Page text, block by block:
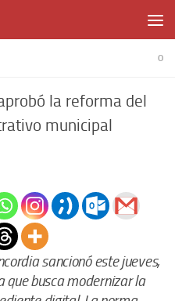
0
la reforma del
municipal
sancionó este jueves,
que busca modernizar la